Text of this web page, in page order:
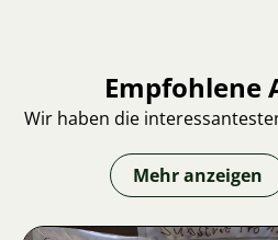
Empfohlene
Wir haben die
Mehr anzeigen